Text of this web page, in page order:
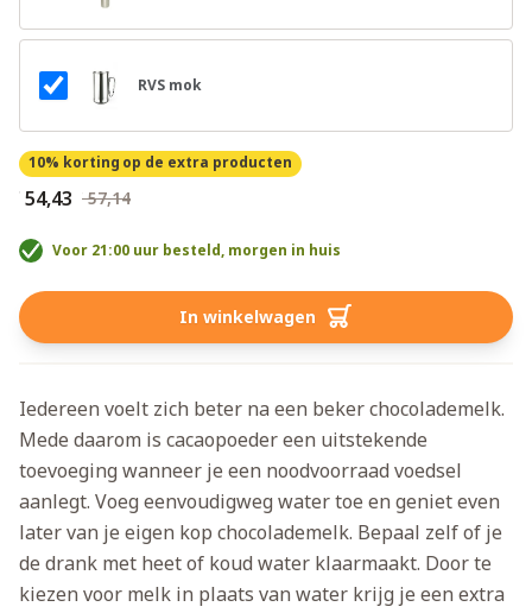
RVS mok
10% korting op de extra producten
€ 54,43 € 57,14
Voor 21:00 uur besteld, morgen in huis
In winkelwagen
Iedereen voelt zich beter na een beker chocolademelk.
Mede daarom is cacaopoeder een uitstekende
toevoeging wanneer je een noodvoorraad voedsel
aanlegt. Voeg eenvoudigweg water toe en geniet even
later van je eigen kop chocolademelk. Bepaal zelf of je
de drank met heet of koud water klaarmaakt. Door te
kiezen voor melk in plaats van water krijg je een extra